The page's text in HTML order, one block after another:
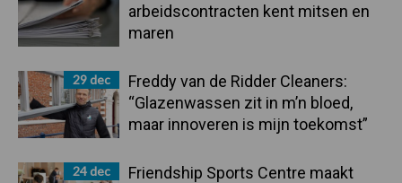
arbeidscontracten kent mitsen en
maren
29 dec
Freddy van de Ridder Cleaners:
“Glazenwassen zit in m’n bloed,
maar innoveren is mijn toekomst”
24 dec
Friendship Sports Centre maakt